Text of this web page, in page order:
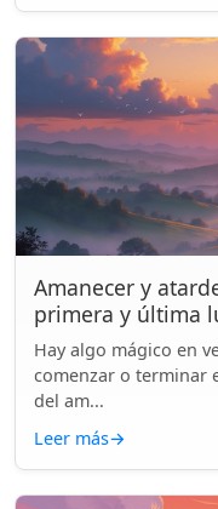
Amanecer y
primera y última
Hay algo mágico en
comenzar o terminar
del am...
Leer más→